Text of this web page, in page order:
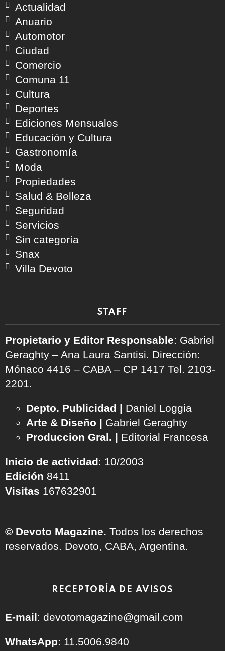
Actualidad
Anuario
Automotor
Ciudad
Comercio
Comuna 11
Cultura
Deportes
Ediciones Mensuales
Educación y Cultura
Gastronomía
Moda
Propiedades
Salud & Belleza
Seguridad
Servicios
Sin categoría
Snax
Villa Devoto
STAFF
Propietario y Editor Responsable: Gabriel
Geraghty – Ana Laura Santisi. Dirección:
Mónaco 4416 – CABA – CP 1417 Tel. 2103-
2201.
Depto. Publicidad | Daniel Loggia
Arte & Diseño | Gabriel Geraghty
Produccion Gral. | Editorial Francesa
Inicio de actividad: 10/2003
Edición 8411
Visitas 167632901
© Devoto Magazine. Todos los derechos
reservados. Devoto, CABA, Argentina.
RECEPTORÍA DE AVISOS
E-mail: devotomagazine@gmail.com
WhatsApp: 11.5006.9840